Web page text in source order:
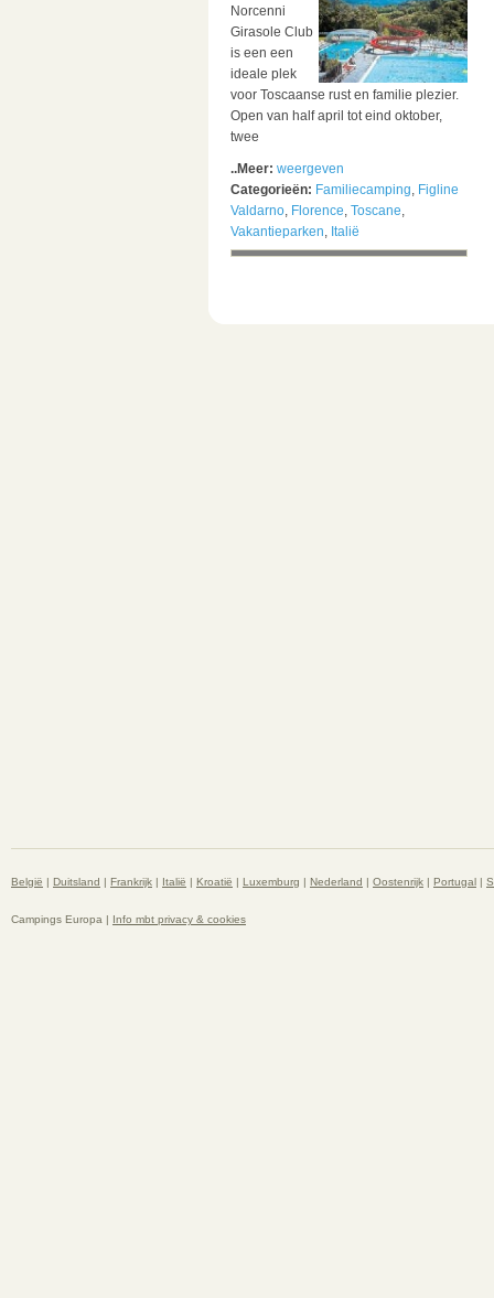
Norcenni
Girasole Club
is een een
ideale plek
voor Toscaanse rust en familie plezier.
Open van half april tot eind oktober,
twee
..Meer: weergeven
Categorieën: Familiecamping, Figline
Valdarno, Florence, Toscane,
Vakantieparken, Italië
België | Duitsland | Frankrijk | Italië | Kroatië | Luxemburg | Nederland | Oostenrijk | Portugal |
Campings Europa | Info mbt privacy & cookies